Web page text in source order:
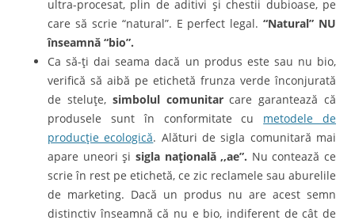
ultra-procesat, plin de aditivi şi chestii dubioase, pe
care să scrie “natural”. E perfect legal.“Natural” NU
înseamnă “bio”.
Ca să-ţi dai seama dacă un produs este sau nu bio,
verifică să aibă pe etichetă frunza verde înconjurată
de steluţe, simbolul comunitarcare garantează că
produsele sunt în conformitate cu metodele de
producţie ecologică. Alături de sigla comunitară mai
apare uneori şi sigla naţională ,,ae”. Nu contează ce
scrie în rest pe etichetă, ce zic reclamele sau aburelile
de marketing. Dacă un produs nu are acest semn
distinctiv înseamnă că nu e bio, indiferent de cât de